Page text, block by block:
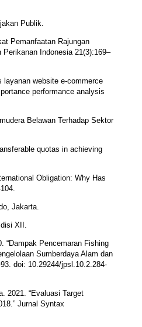
Publik.
Pemanfaatan Rajungan
Indonesia 21(3):169–
layanan website e-commerce
performance analysis
Belawan Terhadap Sektor
quotas in achieving
Obligation: Why Has
Jakarta.
XII.
“Dampak Pencemaran Fishing
Sumberdaya Alam dan
doi: 10.29244/jpsl.10.2.284-
2021. “Evaluasi Target
Jurnal Syntax